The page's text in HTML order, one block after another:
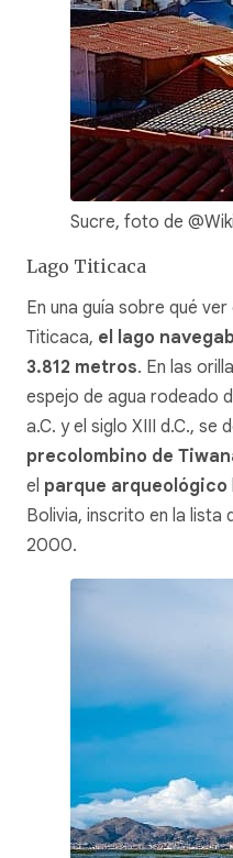
Sucre, foto de
Lago Titicaca
En una guía sobre qué
Titicaca, el lago
3.812 metros. En las
espejo de agua rodeado
a.C. y el siglo XIII d.C., se
precolombino de
el parque arqueológico
Bolivia, inscrito en la lista
2000.